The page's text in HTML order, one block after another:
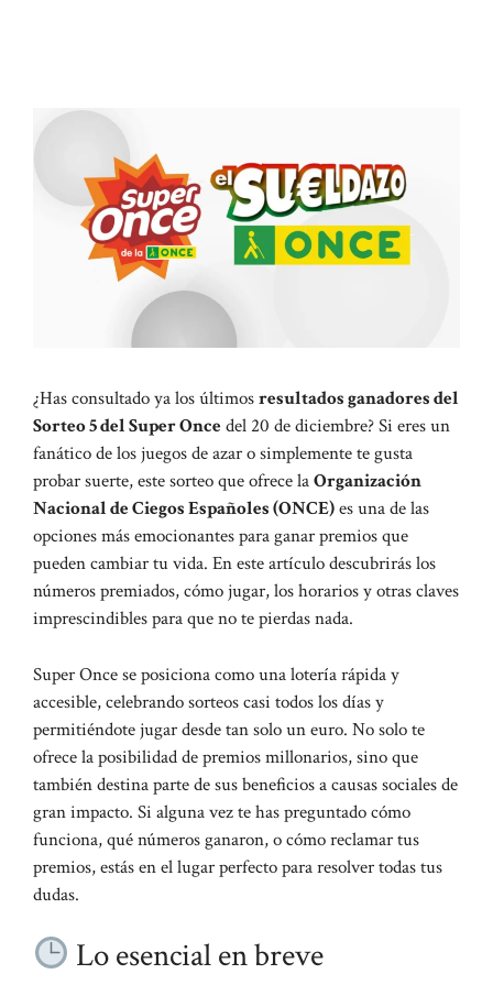
¿Has consultado ya los últimosresultados ganadores del
Sorteo 5 del Super Oncedel 20 de diciembre? Si eres un
fanático de los juegos de azar o simplemente te gusta
probar suerte, este sorteo que ofrece laOrganización
Nacional de Ciegos Españoles (ONCE)es una de las
opciones más emocionantes para ganar premios que
pueden cambiar tu vida. En este artículo descubrirás los
números premiados, cómo jugar, los horarios y otras claves
imprescindibles para que no te pierdas nada.
Super Once se posiciona como una lotería rápida y
accesible, celebrando sorteos casi todos los días y
permitiéndote jugar desde tan solo un euro. No solo te
ofrece la posibilidad de premios millonarios, sino que
también destina parte de sus beneficios a causas sociales de
gran impacto. Si alguna vez te has preguntado cómo
funciona, qué números ganaron, o cómo reclamar tus
premios, estás en el lugar perfecto para resolver todas tus
dudas.
Lo esencial en breve